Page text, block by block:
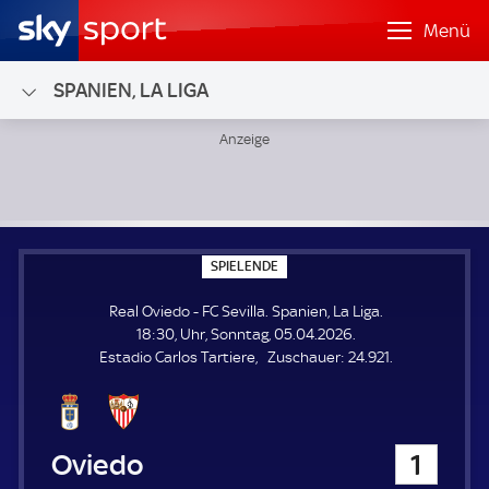
Menü
SPANIEN, LA LIGA
SPIELENDE
P
E
L
E
N
Real Oviedo - FC Sevilla. Spanien, La Liga.
18:30, Uhr, Sonntag, 05.04.2026.
Estadio Carlos Tartiere
Zuschauer: Z
24.921.
Real Oviedo 1